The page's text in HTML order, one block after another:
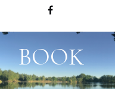
BOOK